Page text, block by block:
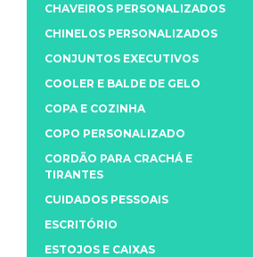
CHAVEIROS PERSONALIZADOS
CHINELOS PERSONALIZADOS
CONJUNTOS EXECUTIVOS
COOLER E BALDE DE GELO
COPA E COZINHA
COPO PERSONALIZADO
CORDÃO PARA CRACHÁ E
TIRANTES
CUIDADOS PESSOAIS
ESCRITÓRIO
ESTOJOS E CAIXAS